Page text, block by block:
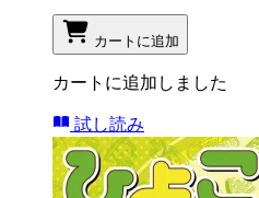
カートに追加
カートに追加しました
試し読み